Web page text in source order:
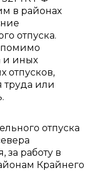
в районах
отпуска.
помимо
и иных
отпусков,
труда или
отпуска
за работу в
Крайнего